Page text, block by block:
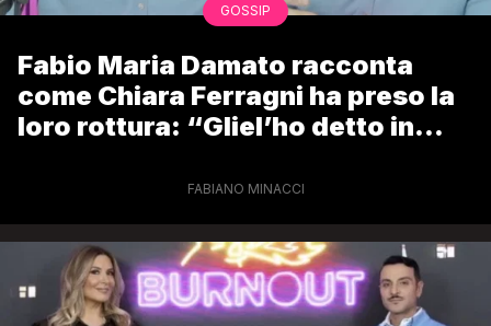
GOSSIP
Fabio Maria Damato racconta
come Chiara Ferragni ha preso la
loro rottura: “Gliel’ho detto in
FABIANO MINACCI